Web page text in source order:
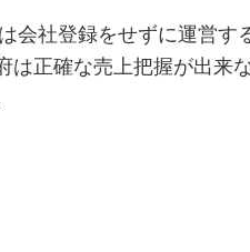
会社登録をせずに運営す
は正確な売上把握が出来